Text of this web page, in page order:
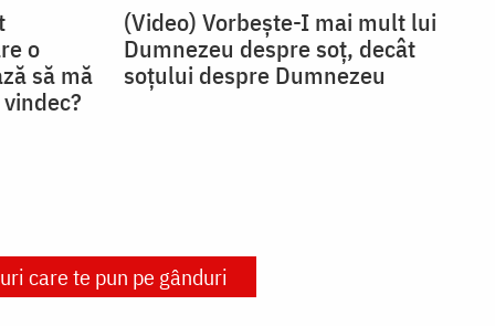
o
să mă
(Video) Vorbește-I mai mult lui
Dumnezeu despre soț, decât
soțului despre Dumnezeu
care te pun pe gânduri